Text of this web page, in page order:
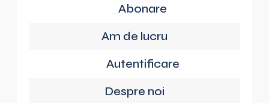
Abonare
Am de lucru
Autentificare
Despre noi